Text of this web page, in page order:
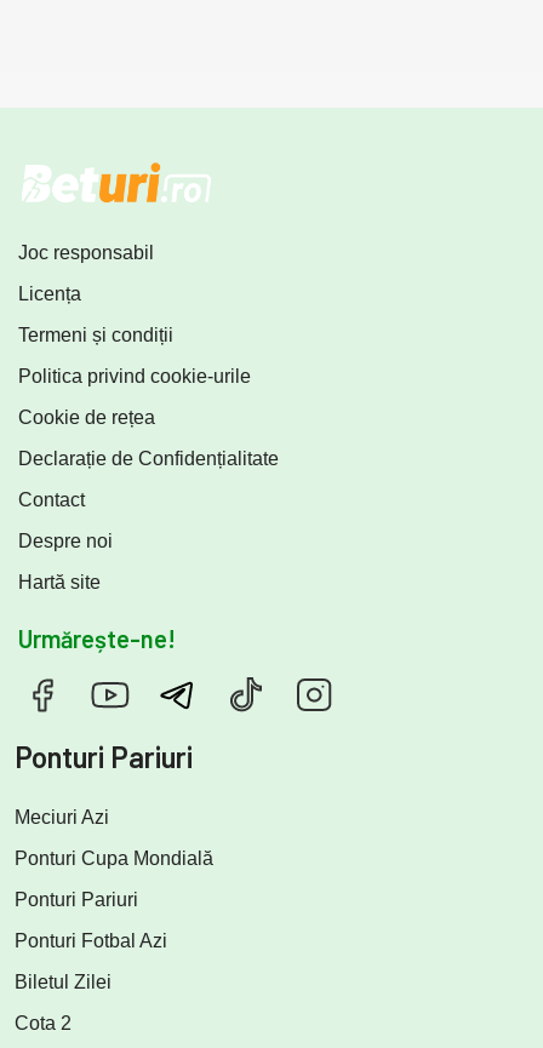
Joc responsabil
Licența
Termeni și condiții
Politica privind cookie-urile
Cookie de rețea
Declarație de Confidențialitate
Contact
Despre noi
Hartă site
Urmărește-ne!
Ponturi Pariuri
Meciuri Azi
Ponturi Cupa Mondială
Ponturi Pariuri
Ponturi Fotbal Azi
Biletul Zilei
Cota 2